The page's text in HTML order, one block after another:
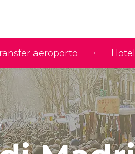
aeroporto